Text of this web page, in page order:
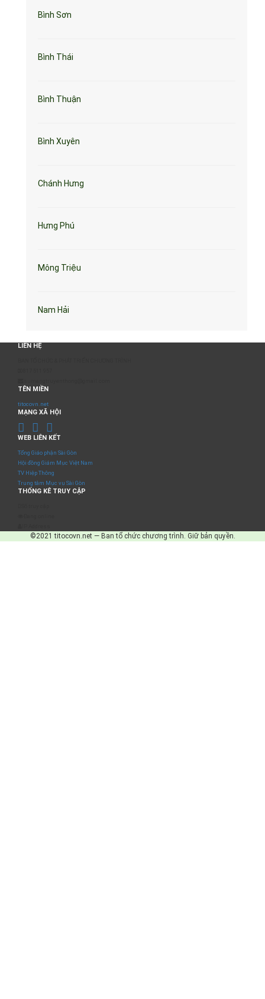
Bình Sơn
Bình Thái
Bình Thuận
Bình Xuyên
Chánh Hưng
Hưng Phú
Mông Triệu
Nam Hải
LIÊN HỆ
TÊN MIỀN
titocovn.net
MẠNG XÃ HỘI
WEB LIÊN KẾT
Tổng Giáo phận Sài Gòn
Hội đồng Giám Mục Việt Nam
TV Hiệp Thông
Trung tâm Mục vụ Sài Gòn
THỐNG KÊ TRUY CẬP
©2021 titocovn.net — Ban tổ chức chương trình. Giữ bản quyền.